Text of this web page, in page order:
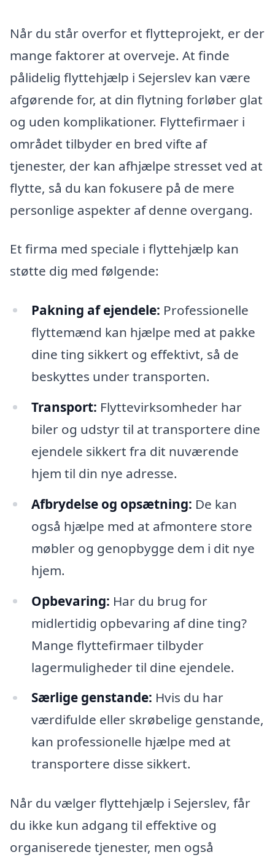
Når du står overfor et flytteprojekt, er der
mange faktorer at overveje. At finde
pålidelig flyttehjælp i Sejerslev kan være
afgørende for, at din flytning forløber glat
og uden komplikationer. Flyttefirmaer i
området tilbyder en bred vifte af
tjenester, der kan afhjælpe stresset ved at
flytte, så du kan fokusere på de mere
personlige aspekter af denne overgang.
Et firma med speciale i flyttehjælp kan
støtte dig med følgende:
Pakning af ejendele: Professionelle
flyttemænd kan hjælpe med at pakke
dine ting sikkert og effektivt, så de
beskyttes under transporten.
Transport: Flyttevirksomheder har
biler og udstyr til at transportere dine
ejendele sikkert fra dit nuværende
hjem til din nye adresse.
Afbrydelse og opsætning: De kan
også hjælpe med at afmontere store
møbler og genopbygge dem i dit nye
hjem.
Opbevaring: Har du brug for
midlertidig opbevaring af dine ting?
Mange flyttefirmaer tilbyder
lagermuligheder til dine ejendele.
Særlige genstande: Hvis du har
værdifulde eller skrøbelige genstande,
kan professionelle hjælpe med at
transportere disse sikkert.
Når du vælger flyttehjælp i Sejerslev, får
du ikke kun adgang til effektive og
organiserede tjenester, men også